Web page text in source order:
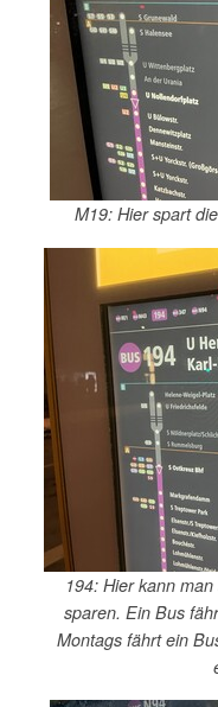
M19: Hier spart
194: Hier kann
sparen. Ein Bus
Montags fährt ein